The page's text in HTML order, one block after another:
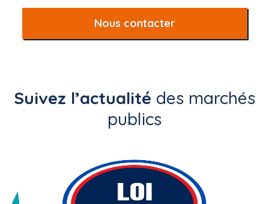
Nous contacter
Suivez l’actualité des marchés
publics